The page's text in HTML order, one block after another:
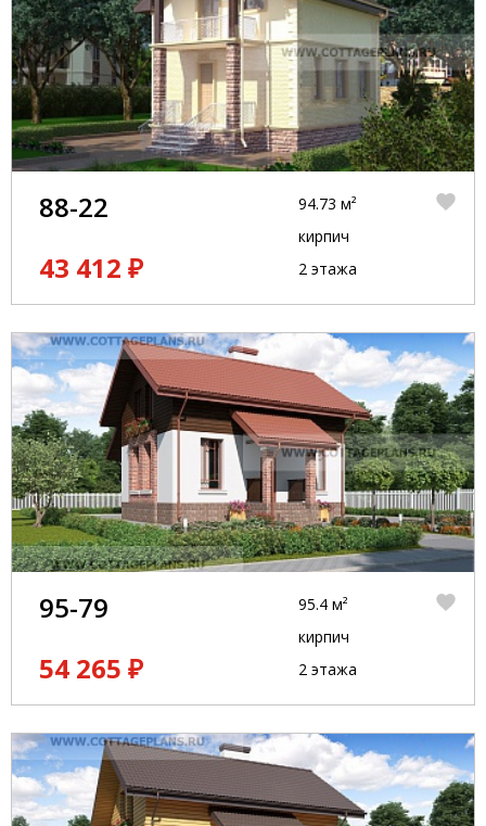
88-22
43 412 ₽
94.73 м²
кирпич
2 этажа
95-79
54 265 ₽
95.4 м²
кирпич
2 этажа